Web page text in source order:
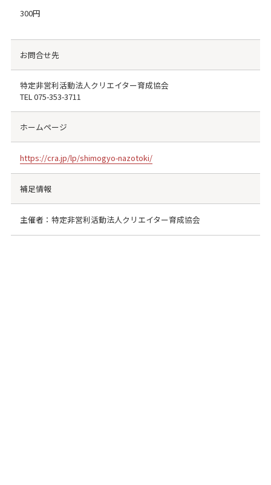
300円
お問合せ先
特定非営利活動法人クリエイター育成協会
TEL075-353-3711
ホームページ
https://cra.jp/lp/shimogyo-nazotoki/
補足情報
主催者：特定非営利活動法人クリエイター育成協会